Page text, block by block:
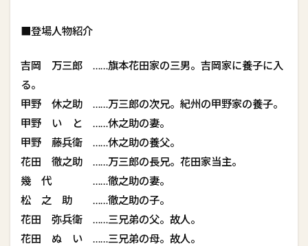
■登場人物紹介
吉岡 万三郎 ……旗本花田家の三男。吉岡家に養子に入
る。
甲野 休之助 ……万三郎の次兄。紀州の甲野家の養子。
甲野 い と ……休之助の妻。
甲野 藤兵衛 ……休之助の養父。
花田 徹之助 ……万三郎の長兄。花田家当主。
幾 代 ……徹之助の妻。
松 之 助 ……徹之助の子。
花田 弥兵衛 ……三兄弟の父。故人。
花田 ぬ い ……三兄弟の母。故人。